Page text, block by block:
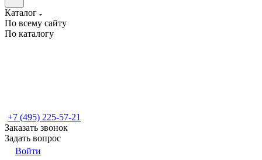
Каталог
По всему сайту
По каталогу
+7 (495) 225-57-21
Заказать звонок
Задать вопрос
Войти